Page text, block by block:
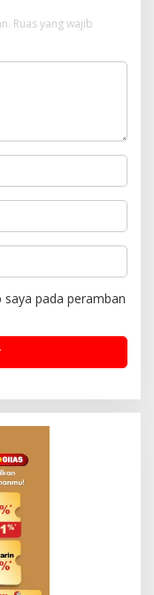
Ruas yang wajib
pada peramban